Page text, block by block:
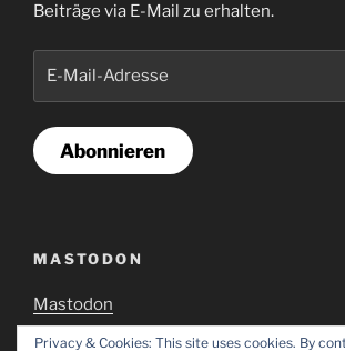
Beiträge via E-Mail zu erhalten.
Abonnieren
MASTODON
Mastodon
Privacy & Cookies: This site uses cookies. By